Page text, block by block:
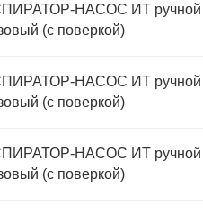
НАСОС ИТ ручной
(с поверкой)
НАСОС ИТ ручной
(с поверкой)
НАСОС ИТ ручной
(с поверкой)